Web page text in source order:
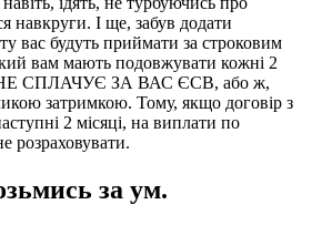
навкруги. І ще, забув додати
вас будуть приймати за строковим
вам мають подовжувати кожні 2
НЕ СПЛАЧУЄ ЗА ВАС ЄСВ, або ж,
затримкою. Тому, якщо договір з
2 місяці, на виплати по
розраховувати.
за ум.